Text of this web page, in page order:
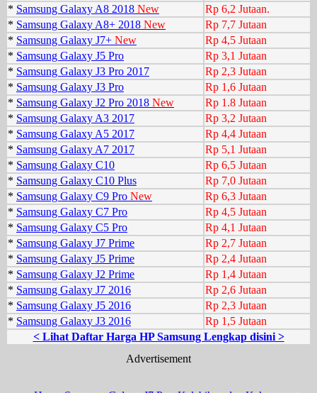
* Samsung Galaxy A8 2018 New
Rp 6,2 Jutaan.
* Samsung Galaxy A8+ 2018 New
Rp 7,7 Jutaan
* Samsung Galaxy J7+ New
Rp 4,5 Jutaan
* Samsung Galaxy J5 Pro
Rp 3,1 Jutaan
* Samsung Galaxy J3 Pro 2017
Rp 2,3 Jutaan
* Samsung Galaxy J3 Pro
Rp 1,6 Jutaan
* Samsung Galaxy J2 Pro 2018 New
Rp 1.8 Jutaan
* Samsung Galaxy A3 2017
Rp 3,2 Jutaan
* Samsung Galaxy A5 2017
Rp 4,4 Jutaan
* Samsung Galaxy A7 2017
Rp 5,1 Jutaan
* Samsung Galaxy C10
Rp 6,5 Jutaan
* Samsung Galaxy C10 Plus
Rp 7,0 Jutaan
* Samsung Galaxy C9 Pro New
Rp 6,3 Jutaan
* Samsung Galaxy C7 Pro
Rp 4,5 Jutaan
* Samsung Galaxy C5 Pro
Rp 4,1 Jutaan
* Samsung Galaxy J7 Prime
Rp 2,7 Jutaan
* Samsung Galaxy J5 Prime
Rp 2,4 Jutaan
* Samsung Galaxy J2 Prime
Rp 1,4 Jutaan
* Samsung Galaxy J7 2016
Rp 2,6 Jutaan
* Samsung Galaxy J5 2016
Rp 2,3 Jutaan
* Samsung Galaxy J3 2016
Rp 1,5 Jutaan
< Lihat Daftar Harga HP Samsung Lengkap disini >
Advertisement